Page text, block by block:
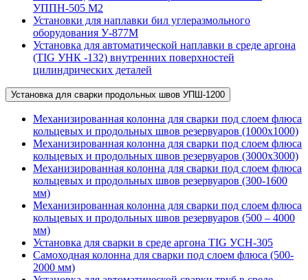
УППН-505 М2
Установки для наплавки бил углеразмольного
оборудования У-877М
Установка для автоматической наплавки в среде аргона
(TIG УНК -132) внутренних поверхностей
цилиндрических деталей
Установка для сварки продольных швов УПШ-1200
Механизированная колонна для сварки под слоем флюса
кольцевых и продольных швов резервуаров (1000х1000)
Механизированная колонна для сварки под слоем флюса
кольцевых и продольных швов резервуаров (3000х3000)
Механизированная колонна для сварки под слоем флюса
кольцевых и продольных швов резервуаров (300-1600
мм)
Механизированная колонна для сварки под слоем флюса
кольцевых и продольных швов резервуаров (500 – 4000
мм)
Установка для сварки в среде аргона TIG УСН-305
Самоходная колонна для сварки под слоем флюса (500-
2000 мм)